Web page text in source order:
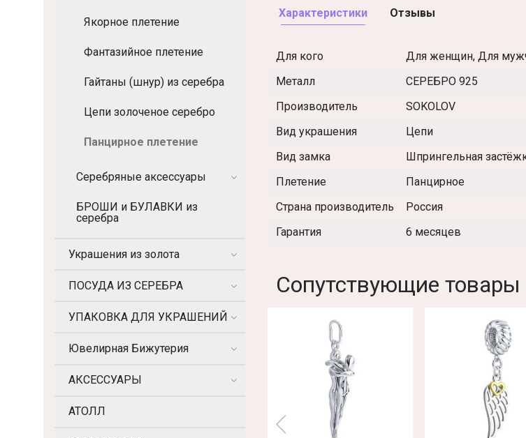
Характеристики
Для кого
Для женщин, Для
Металл
СЕРЕБРО 925
Производитель
SOKOLOV
Вид украшения
Цепи
Вид замка
Шпрингельная
Плетение
Панцирное
Страна производитель
Россия
Гарантия
6 месяцев
Отзывы
Сопутствующие товары
Якорное плетение
Фантазийное плетение
Гайтаны (шнур) из серебра
Цепи золоченое серебро
Панцирное плетение
Серебряные аксессуары
БРОШИ и БУЛАВКИ из
серебра
Украшения из золота
ПОСУДА ИЗ СЕРЕБРА
УПАКОВКА ДЛЯ УКРАШЕНИЙ
Ювелирная Бижутерия
АКСЕССУАРЫ
АТОЛЛ